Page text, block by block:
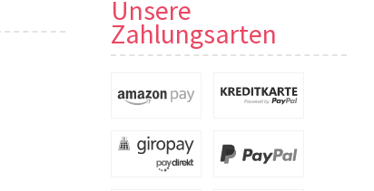
Unsere
Zahlungsarten